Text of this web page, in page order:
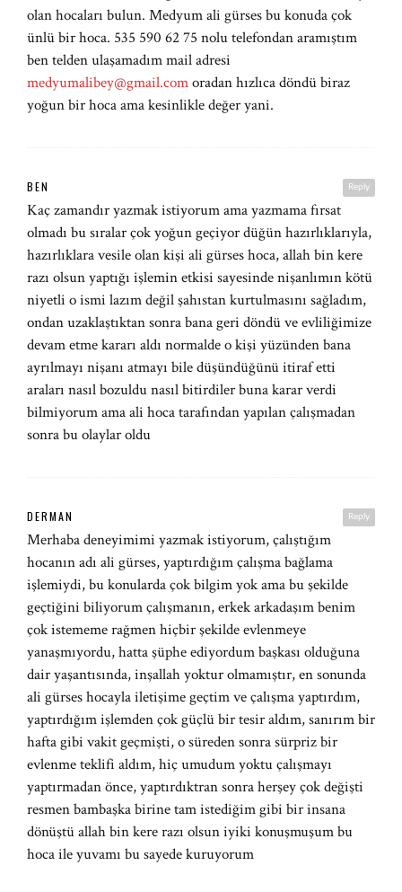
olan hocaları bulun. Medyum ali gürses bu konuda çok
ünlü bir hoca. 535 590 62 75 nolu telefondan aramıştım
ben telden ulaşamadım mail adresi
medyumalibey@gmail.comoradan hızlıca döndü biraz
yoğun bir hoca ama kesinlikle değer yani.
Reply
BEN
Kaç zamandır yazmak istiyorum ama yazmama fırsat
olmadı bu sıralar çok yoğun geçiyor düğün hazırlıklarıyla,
hazırlıklara vesile olan kişi ali gürses hoca, allah bin kere
razı olsun yaptığı işlemin etkisi sayesinde nişanlımın kötü
niyetli o ismi lazım değil şahıstan kurtulmasını sağladım,
ondan uzaklaştıktan sonra bana geri döndü ve evliliğimize
devam etme kararı aldı normalde o kişi yüzünden bana
ayrılmayı nişanı atmayı bile düşündüğünü itiraf etti
araları nasıl bozuldu nasıl bitirdiler buna karar verdi
bilmiyorum ama ali hoca tarafından yapılan çalışmadan
sonra bu olaylar oldu
Reply
DERMAN
Merhaba deneyimimi yazmak istiyorum, çalıştığım
hocanın adı ali gürses, yaptırdığım çalışma bağlama
işlemiydi, bu konularda çok bilgim yok ama bu şekilde
geçtiğini biliyorum çalışmanın, erkek arkadaşım benim
çok istememe rağmen hiçbir şekilde evlenmeye
yanaşmıyordu, hatta şüphe ediyordum başkası olduğuna
dair yaşantısında, inşallah yoktur olmamıştır, en sonunda
ali gürses hocayla iletişime geçtim ve çalışma yaptırdım,
yaptırdığım işlemden çok güçlü bir tesir aldım, sanırım bir
hafta gibi vakit geçmişti, o süreden sonra sürpriz bir
evlenme teklifi aldım, hiç umudum yoktu çalışmayı
yaptırmadan önce, yaptırdıktran sonra herşey çok değişti
resmen bambaşka birine tam istediğim gibi bir insana
dönüştü allah bin kere razı olsun iyiki konuşmuşum bu
hoca ile yuvamı bu sayede kuruyorum